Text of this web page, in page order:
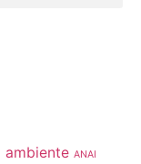
ambiente ANAI